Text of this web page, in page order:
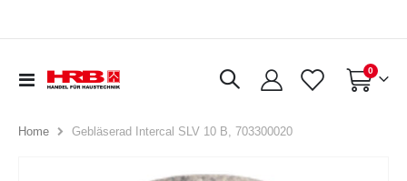
Navigation
Warenkorb
0Artikel
Home Gebläserad Intercal SLV 10 B, 703300020